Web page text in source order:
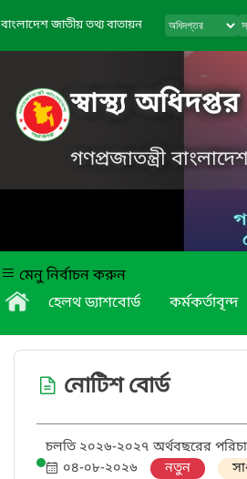
বাংলাদেশ জাতীয় তথ্য বাতায়ন
স্বাস্থ্য অধিদপ্তর
গণপ্রজাতন্ত্রী
মেনু নির্বাচন করুন
হেলথ ড্যাশবোর্ড
কর্মকর্তাবৃন্দ
নোটিশ বোর্ড
চলতি ২০২৬-২০২৭ অর্থবছরের
প্রসঙ্গে০৪-০৮-২০২৬ নতুন